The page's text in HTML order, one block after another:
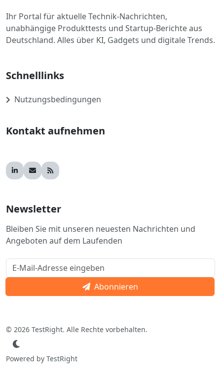
Ihr Portal für aktuelle Technik-Nachrichten,
unabhängige Produkttests und Startup-Berichte aus
Deutschland. Alles über KI, Gadgets und digitale Trends.
Schnelllinks
Nutzungsbedingungen
Kontakt aufnehmen
Newsletter
Bleiben Sie mit unseren neuesten Nachrichten und
Angeboten auf dem Laufenden
Abonnieren
© 2026 TestRight. Alle Rechte vorbehalten.
Powered by TestRight